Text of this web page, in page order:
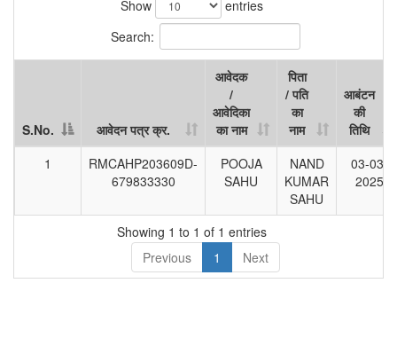
Show
entries
Search:
S.No. आवेदन पत्र क्र.
आवेदक
/
आवेदिका
का नाम
पिता
/ पति
का
नाम
आबंटन
की
तिथि
S.No.
आवेदन पत्र क्र.
आवेदक
/
आवेदिका
पिता
/ पति
का
नाम
आबंटन
की
तिथि
1
RMCAHP203609D-
679833330
POOJA
SAHU
NAND
KUMAR
SAHU
03-03-
2025
Showing 1 to 1 of 1 entries
Previous
1 Next